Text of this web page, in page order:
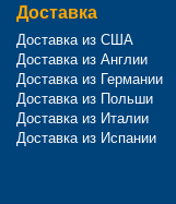
Доставка
Доставка из США
Доставка из Англии
Доставка из Германии
Доставка из Польши
Доставка из Италии
Доставка из Испании